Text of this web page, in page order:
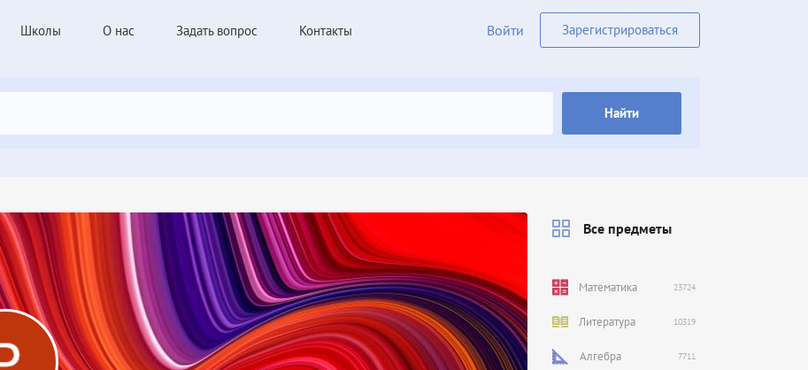
Школы О нас Задать вопрос Контакты Войти Зарегистрироваться
Найти
Все предметы
Математика 23724
Литература 10319
Алгебра 7711